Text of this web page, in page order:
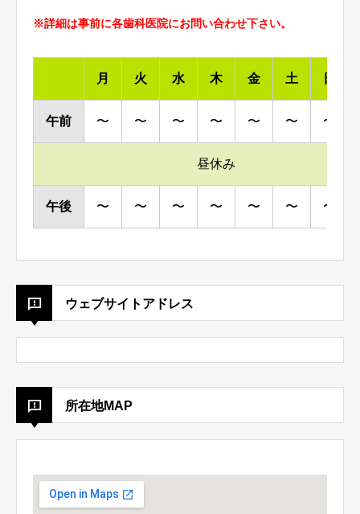
※詳細は事前に各歯科医院にお問い合わせ下さい。
月 火 水 木 金 土 日
午前 〜 〜 〜 〜 〜 〜 〜
昼休み
午後 〜 〜 〜 〜 〜 〜 〜
ウェブサイトアドレス
所在地MAP